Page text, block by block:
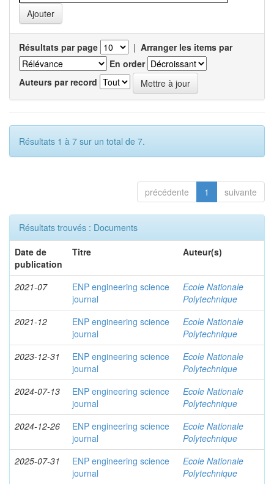
Résultats par page | Arranger les items par
En order
Auteurs par record
Résultats 1 à 7 sur un total de 7.
précédente 1 suivante
Résultats trouvés : Documents
Date de
publication
Titre Auteur(s)
2021-07
ENP engineering science
journal
Ecole Nationale
Polytechnique
2021-12
ENP engineering science
journal
Ecole Nationale
Polytechnique
2023-12-31
ENP engineering science
journal
Ecole Nationale
Polytechnique
2024-07-13
ENP engineering science
journal
Ecole Nationale
Polytechnique
2024-12-26
ENP engineering science
journal
Ecole Nationale
Polytechnique
2025-07-31
ENP engineering science
journal
Ecole Nationale
Polytechnique